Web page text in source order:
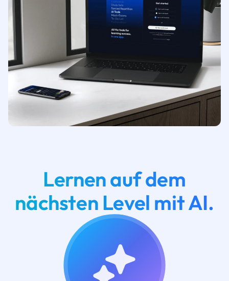
Lernen auf dem
nächsten Level mit AI.